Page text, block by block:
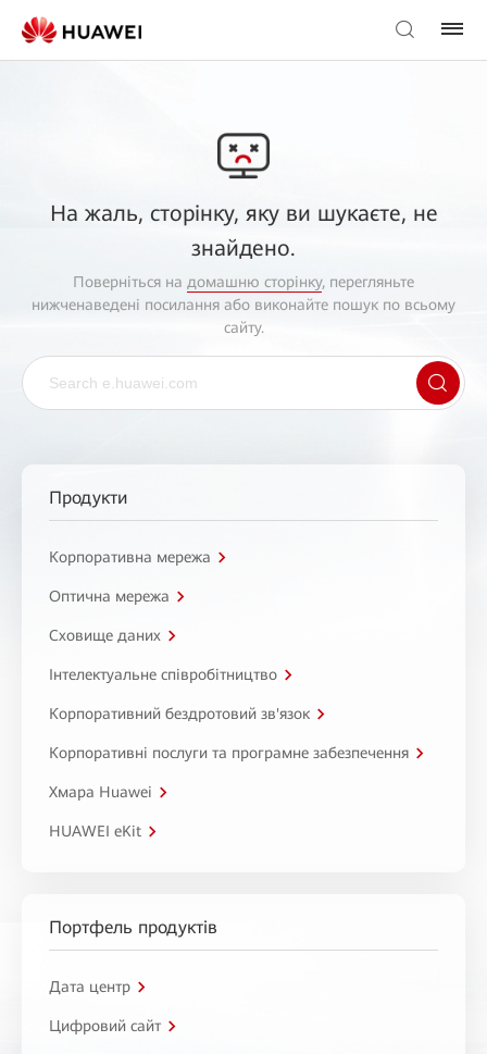
На жаль, сторінку, яку ви шукаєте, не
знайдено.
Поверніться на домашню сторінку, перегляньте
нижченаведені посилання або виконайте пошук по всьому
сайту.
Продукти
Корпоративна мережа
Оптична мережа
Сховище даних
Інтелектуальне співробітництво
Корпоративний бездротовий зв'язок
Корпоративні послуги та програмне забезпечення
Хмара Huawei
HUAWEI eKit
Портфель продуктів
Дата центр
Цифровий сайт